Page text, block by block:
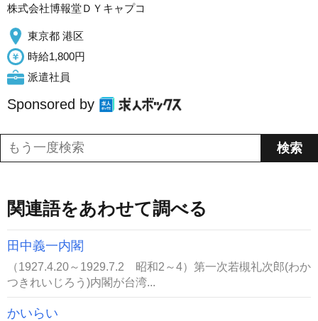
株式会社博報堂ＤＹキャプコ
東京都 港区
時給1,800円
派遣社員
Sponsored by
関連語をあわせて調べる
田中義一内閣
（1927.4.20～1929.7.2 昭和2～4）第一次若槻礼次郎(わか
つきれいじろう)内閣が台湾...
かいらい